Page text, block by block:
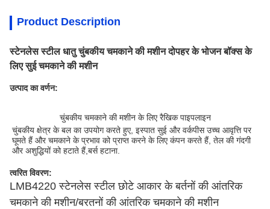
Product Description
स्टेनलेस स्टील धातु चुंबकीय चमकाने की मशीन दोपहर के भोजन बॉक्स के
लिए सुई चमकाने की मशीन
उत्पाद का वर्णन:
चुंबकीय चमकाने की मशीन के लिए रैखिक पाइपलाइन
चुंबकीय क्षेत्र के बल का उपयोग करते हुए, इस्पात सुई और वर्कपीस उच्च आवृत्ति पर
घूमते हैं और चमकाने के प्रभाव को प्राप्त करने के लिए कंपन करते हैं, तेल की गंदगी
और अशुद्धियों को हटाते हैं,बर्स हटाना.
त्वरित विवरण:
LMB4220 स्टेनलेस स्टील छोटे आकार के बर्तनों की आंतरिक
चमकाने की मशीन/बरतनों की आंतरिक चमकाने की मशीन